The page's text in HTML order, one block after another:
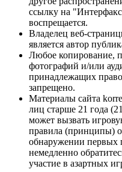
ссылку на
воспрещается.
Владелец веб-
является автор
Любое копирование,
фотографий и/или
принадлежащих
запрещено.
Материалы сайта
лиц старше 21 года
может вызвать
правила (принципы)
обнаружении первых
немедленно
участие в азартных